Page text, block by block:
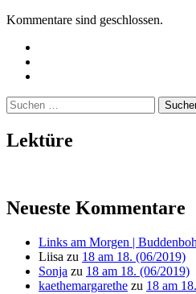
Kommentare sind geschlossen.
Suchen
nach:
Lektüre
Neueste Kommentare
Links am Morgen |
Liisa zu 18 am 18. (06/2019)
Sonja zu 18 am 18. (06/2019)
kaethemargarethe zu 18 am